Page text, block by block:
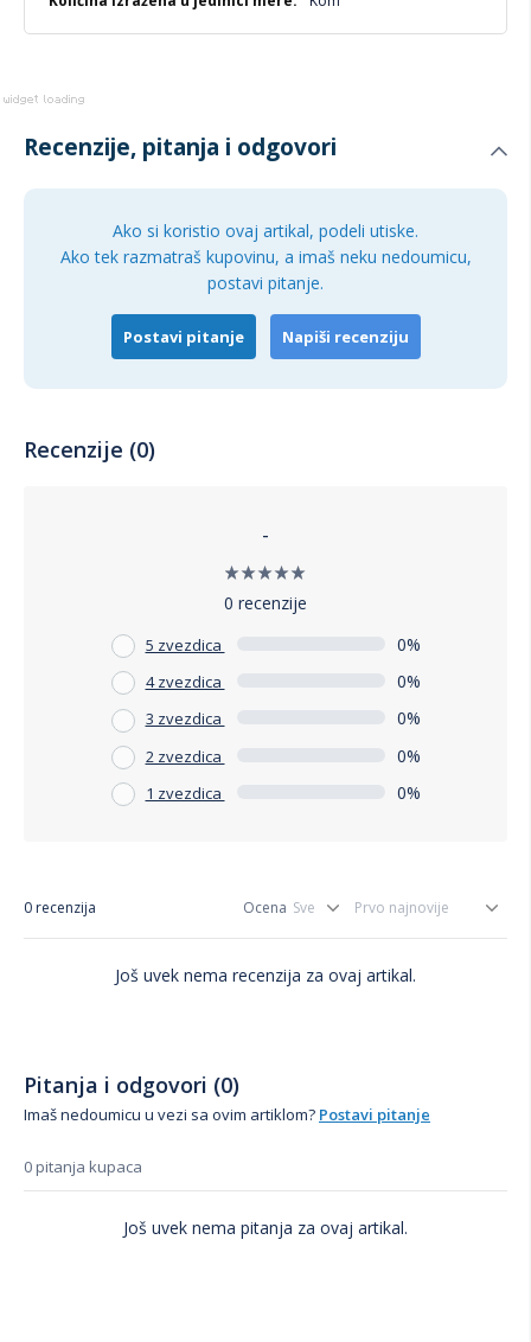
Recenzije, pitanja i odgovori
Ako si koristio ovaj artikal, podeli utiske.
Ako tek razmatraš kupovinu, a imaš neku nedoumicu,
postavi pitanje.
Postavi pitanje Napiši recenziju
Recenzije (0)
-
0 recenzije
5 zvezdica 0%
4 zvezdica 0%
3 zvezdica 0%
2 zvezdica 0%
1 zvezdica 0%
0 recenzija Ocena
Još uvek nema recenzija za ovaj artikal.
Pitanja i odgovori (0)
Imaš nedoumicu u vezi sa ovim artiklom? Postavi pitanje
0 pitanja kupaca
Još uvek nema pitanja za ovaj artikal.